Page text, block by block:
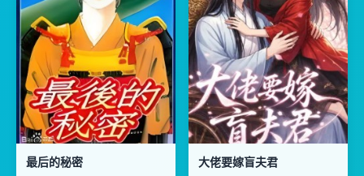
最后的秘密 大佬要嫁盲夫君